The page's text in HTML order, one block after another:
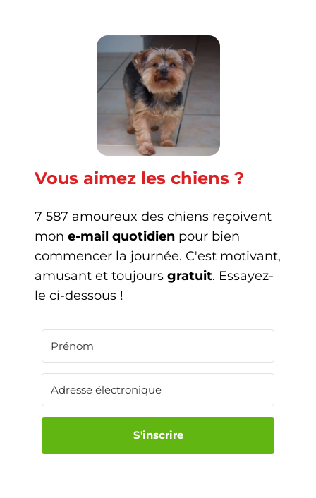
Vous aimez les chiens ?
7 587 amoureux des chiens reçoivent
mon e-mail quotidien pour bien
commencer la journée. C'est motivant,
amusant et toujours gratuit. Essayez-
le ci-dessous !
S'inscrire